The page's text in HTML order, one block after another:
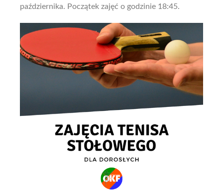
października. Początek zajęć o godzinie 18:45.